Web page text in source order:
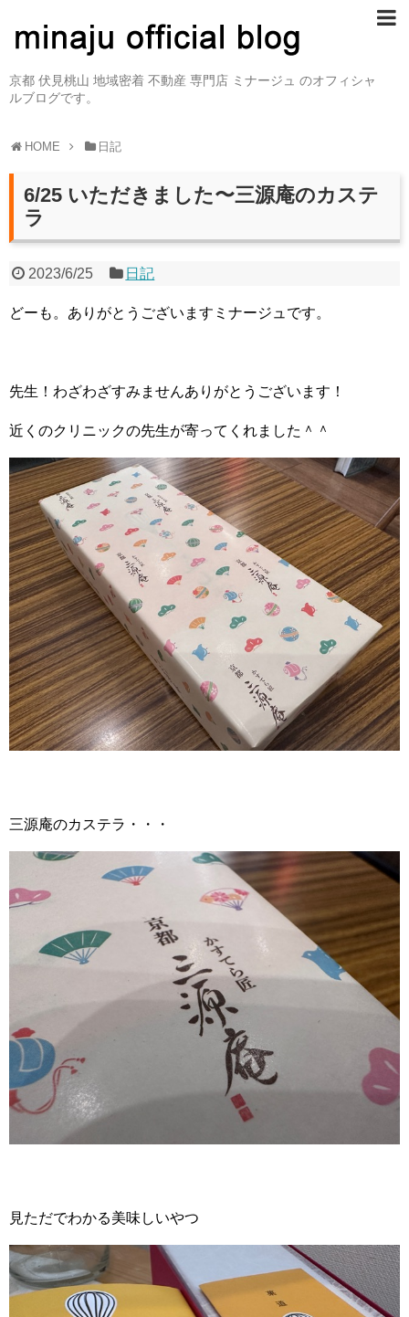
京都 伏見桃山 地域密着 不動産 専門店 ミナージュ のオフィシャ
ルブログです。
HOME 日記
6/25 いただきました〜三源庵のカステ
ラ
2023/6/25 日記
どーも。ありがとうございますミナージュです。
先生！わざわざすみませんありがとうございます！
近くのクリニックの先生が寄ってくれました＾＾
三源庵のカステラ・・・
見ただでわかる美味しいやつ